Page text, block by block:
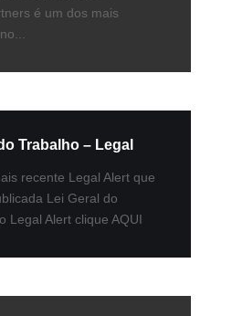
é um dos mais
Trabalho – Legal
recente Legal Alert que
Lei Geral do
Legal Alert clique AQUI